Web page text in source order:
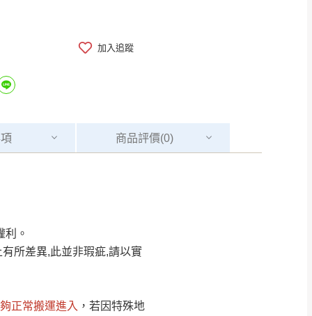
加入追蹤
商品評價(0)
利。
所差異,此並非瑕疵,請以實
正常搬運進入 ，若因特殊地
Line客服」來信確
顯示附上圖片